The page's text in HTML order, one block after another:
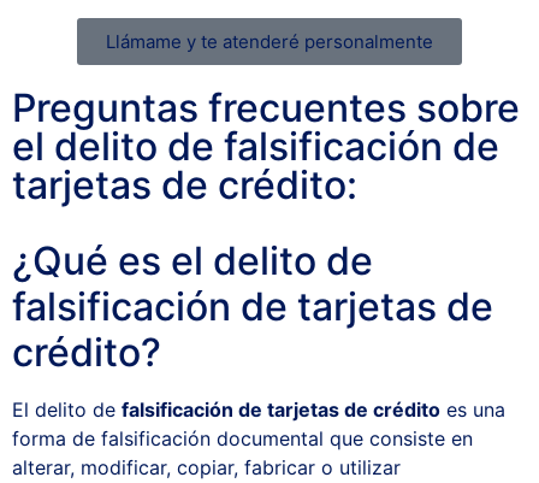
Llámame y te atenderé personalmente
Preguntas frecuentes sobre
el delito de falsificación de
tarjetas de crédito:
¿Qué es el delito de
falsificación de tarjetas de
crédito?
El delito de falsificación de tarjetas de crédito es una
forma de falsificación documental que consiste en
alterar, modificar, copiar, fabricar o utilizar